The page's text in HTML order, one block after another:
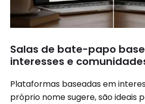
Salas de bate-papo
interesses e
Plataformas baseadas em
próprio nome sugere, são ideais